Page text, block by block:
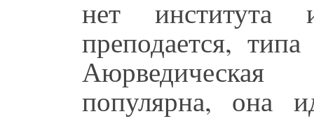
нет
преподается,
Аюрведическая
популярна, она